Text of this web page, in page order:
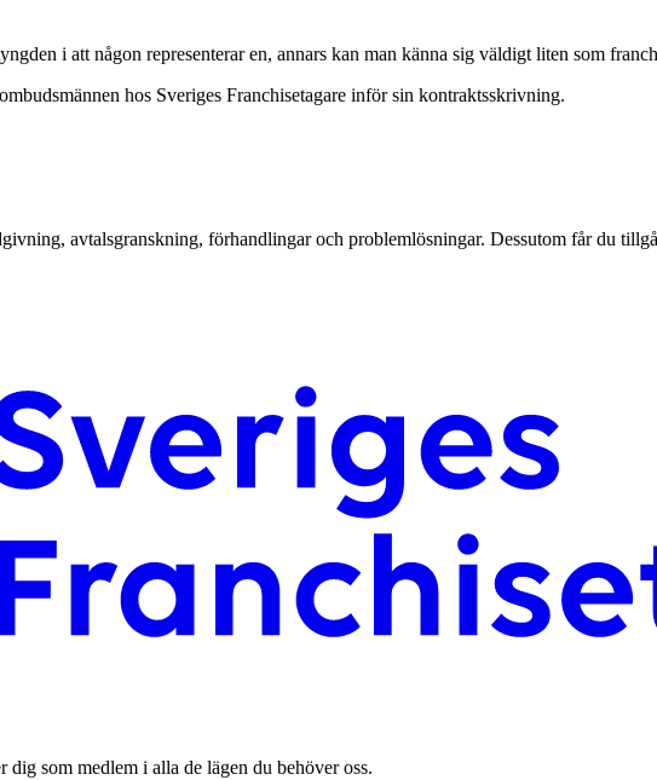
i att någon representerar en, annars kan man känna sig väldigt liten som
hos Sveriges Franchisetagare inför sin kontraktsskrivning.
avtalsgranskning, förhandlingar och problemlösningar. Dessutom får du
dig som medlem i alla de lägen du behöver oss.